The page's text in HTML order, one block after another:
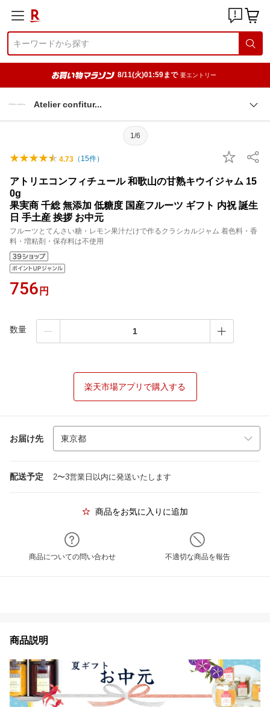
8/11(火)01:59まで 要エントリー
Atelier confitur
1/6
4.73 （ 15件）
アトリエコンフィチュール 和歌山の甘熟キウイジャム 15
0g
果実商 千総 無添加 低糖度 国産フルーツ ギフト 内祝 誕生
日 手土産 挨拶 お中元
フルーツとてんさい糖・レモン果汁だけで作るクラシカルジャム 着色料・香
料・増粘剤・保存料は不使用
756 円
数量
楽天市場アプリで購入する
お届け先
配送予定 2〜3営業日以内に発送いたします
商品をお気に入りに追加
商品についての問い合わせ 不適切な商品を報告
商品説明